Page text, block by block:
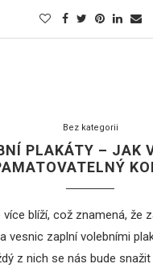
Bez kategorii
PLAKÁTY – JAK
blíží, což znamená, že
vesnic zaplní volebními
z nich se nás bude